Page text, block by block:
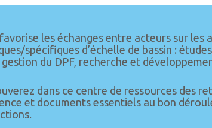
favorise les échanges entre acteurs sur les
spécifiques d’échelle de bassin : études
du DPF, recherche et
dans ce centre de ressources des
et documents essentiels au bon